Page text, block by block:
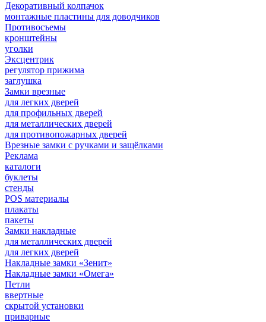
Декоративный колпачок
монтажные пластины для доводчиков
Противосъемы
кронштейны
уголки
Эксцентрик
регулятор прижима
заглушка
Замки врезные
для легких дверей
для профильных дверей
для металлических дверей
для противопожарных дверей
Врезные замки с ручками и защёлками
Реклама
каталоги
буклеты
стенды
POS материалы
плакаты
пакеты
Замки накладные
для металлических дверей
для легких дверей
Накладные замки «Зенит»
Накладные замки «Омега»
Петли
ввертные
скрытой установки
приварные